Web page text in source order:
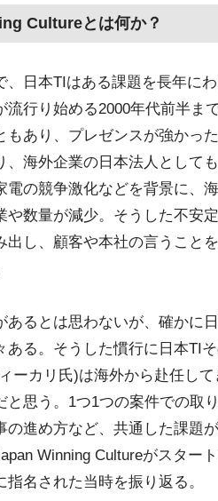
Cultureとは何か？
日本TIはある課題を長年に
行り始める2000年代前半ま
あり、プレゼンスが強かっ
海外企業の日本法人として
の競争激化などを背景に、
数量が減少。そうした不安
し、顧客や本社の言うこと
るとは思わないが、確かに
る。そうした慣行に日本TI
ーカリ氏)は海外から赴任し
思う。1つ1つの案件での取
進め方など、共通した課題
Winning Cultureがスター
名された当時を振り返る。